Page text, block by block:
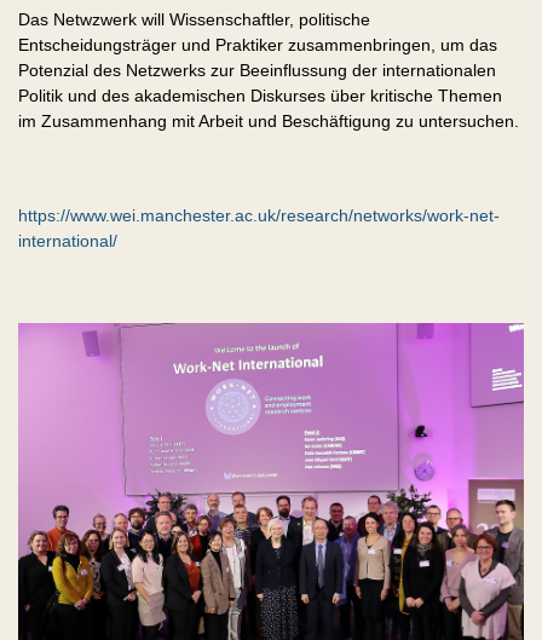
Das Netwzwerk will Wissenschaftler, politische
Entscheidungsträger und Praktiker zusammenbringen, um das
Potenzial des Netzwerks zur Beeinflussung der internationalen
Politik und des akademischen Diskurses über kritische Themen
im Zusammenhang mit Arbeit und Beschäftigung zu untersuchen.
https://www.wei.manchester.ac.uk/research/networks/work-net-
international/